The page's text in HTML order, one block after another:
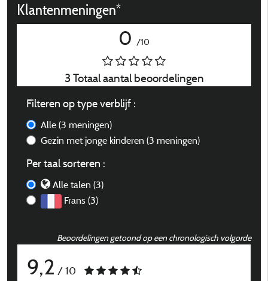
Klantenmeningen*
0 /10
3 Totaal aantal beoordelingen
Filteren op type verblijf :
Alle (3 meningen)
Gezin met jonge kinderen (3 meningen)
Per taal sorteren :
Alle talen (3)
Frans (3)
Beoordelingen getoond op een chronologisch volgorde
9,2 / 10